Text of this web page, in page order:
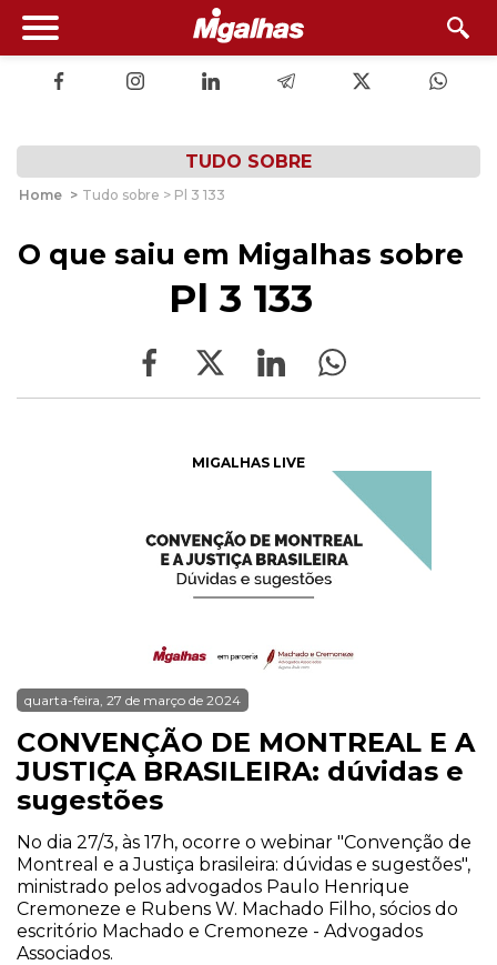
TUDO SOBRE
Home > Tudo sobre > Pl 3 133
O que saiu em Migalhas sobre
Pl 3 133
MIGALHAS LIVE
quarta-feira, 27 de março de 2024
CONVENÇÃO DE MONTREAL E A
JUSTIÇA BRASILEIRA: dúvidas e
sugestões
No dia 27/3, às 17h, ocorre o webinar "Convenção de
Montreal e a Justiça brasileira: dúvidas e sugestões",
ministrado pelos advogados Paulo Henrique
Cremoneze e Rubens W. Machado Filho, sócios do
escritório Machado e Cremoneze - Advogados
Associados.